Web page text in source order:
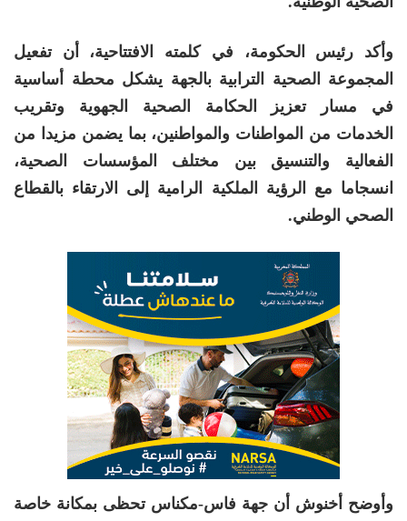
وأكد رئيس الحكومة، في كلمته الافتتاحية، أن تفعيل
المجموعة الصحية الترابية بالجهة يشكل محطة أساسية
في مسار تعزيز الحكامة الصحية الجهوية وتقريب
الخدمات من المواطنات والمواطنين، بما يضمن مزيدا من
الفعالية والتنسيق بين مختلف المؤسسات الصحية،
انسجاما مع الرؤية الملكية الرامية إلى الارتقاء بالقطاع
الصحي الوطني.
وأوضح أخنوش أن جهة فاس-مكناس تحظى بمكانة خاصة